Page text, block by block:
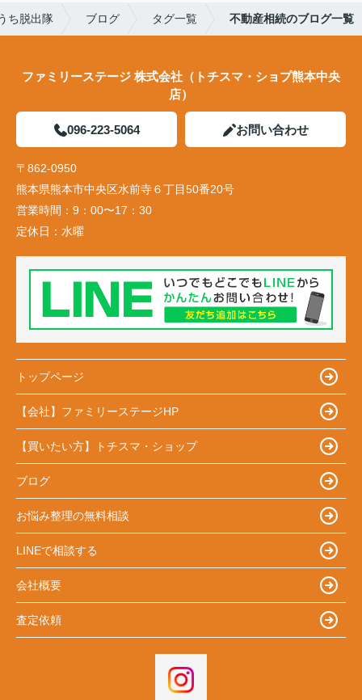
ち脱出隊 ブログ タグ一覧 不動産相続のブログ一覧
ファミリーステージ 株式会社（トチスマ・ショプ熊本中央
店）
096-223-5064 お問い合わせ
〒862-0950
熊本県熊本市中央区水前寺６丁目50番20号
営業時間： 9：00〜17：30
定休日： 水曜
トップページ
【会社】ファミリーステージHP
【買いたい方】トチスマ・ショップ
ブログ
お悩み整理の無料相談
LINEで相談する
会社概要
査定依頼